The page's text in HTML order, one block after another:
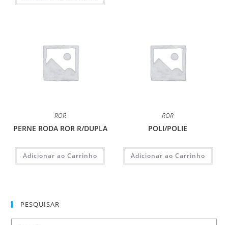
ROR
PERNE RODA ROR R/DUPLA
Adicionar ao Carrinho
ROR
POLI/POLIE
Adicionar ao Carrinho
PESQUISAR